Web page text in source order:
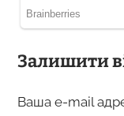
Залишити
Ваша e-mail